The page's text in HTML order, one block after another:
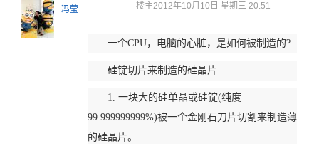
冯莹 楼主2012年10月10日 星期三 20:51
一个CPU，电脑的心脏，是如何被制造的?
硅锭切片来制造的硅晶片
1. 一块大的硅单晶或硅锭(纯度
99.999999999%)被一个金刚石刀片切割来制造薄
的硅晶片。